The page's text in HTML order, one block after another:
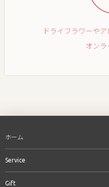
ドライフラワーや
オンラ
ホーム
Service
Gift